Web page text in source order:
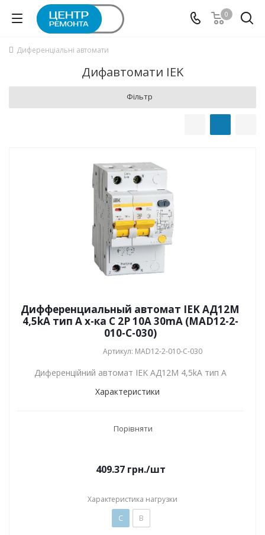
0
Диференціальні автомати
Дифавтомати IEK
Фільтр
Дифференциальный автомат IEK АД12М
4,5kA тип А х-ка C 2P 10А 30mA (MAD12-2-
010-C-030)
Артикул: MAD12-2-010-C-030
Диференційний автомат IEK АД12М 4,5kA тип А
Характеристики
Порівняти
409.37грн./шт
Характеристика нагрузки
C B